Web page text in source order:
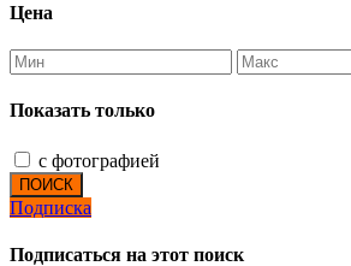
Цена
Показать только
с фотографией
ПОИСК
Подписка
Подписаться на этот поиск